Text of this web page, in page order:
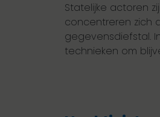
Statelijke actoren
concentreren zich
gegevensdiefstal.
technieken om